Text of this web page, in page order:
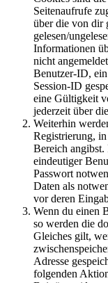
Seitenaufrufe
über die von dir
gelesen/
Informationen
nicht
Benutzer-ID,
Session-ID
eine Gültigkeit
jederzeit über
Weiterhin
Registrierung,
Bereich angibst.
eindeutiger
Passwort
Daten als
vor deren
Wenn du einen
so werden die
Gleiches gilt,
Adresse
folgenden